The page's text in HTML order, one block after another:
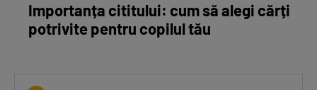
Importanța cititului: cum să alegi cărți
potrivite pentru copilul tău